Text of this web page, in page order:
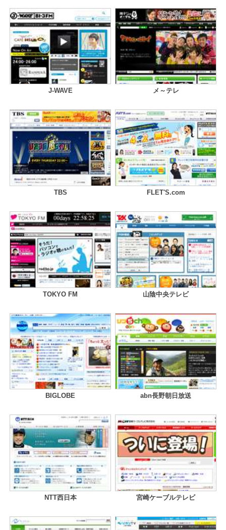
J-WAVE メ～テレ
TBS FLET'S.com
TOKYO FM 山陰中央テレビ
BIGLOBE abn長野朝日放送
NTT西日本 宮崎ケーブルテレビ